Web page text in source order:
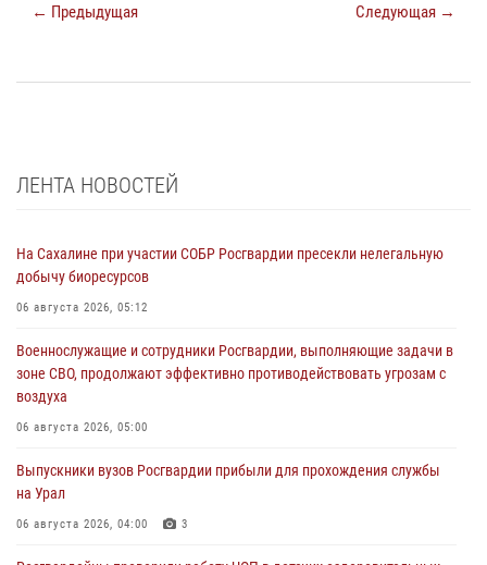
← Предыдущая Следующая →
ЛЕНТА НОВОСТЕЙ
На Сахалине при участии СОБР Росгвардии пресекли нелегальную
добычу биоресурсов
06 августа 2026, 05:12
Военнослужащие и сотрудники Росгвардии, выполняющие задачи в
зоне СВО, продолжают эффективно противодействовать угрозам с
воздуха
06 августа 2026, 05:00
Выпускники вузов Росгвардии прибыли для прохождения службы
на Урал
06 августа 2026, 04:00 3